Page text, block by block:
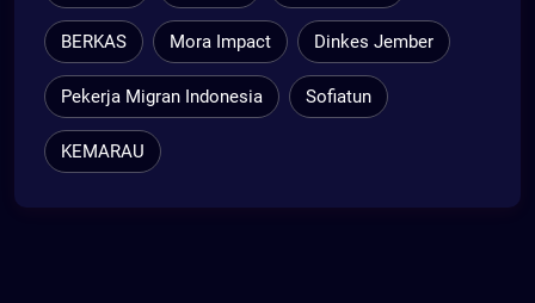
BERKAS Mora Impact Dinkes Jember
Pekerja Migran Indonesia Sofiatun
KEMARAU